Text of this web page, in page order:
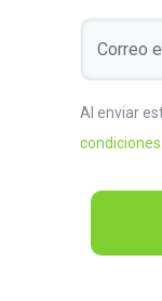
Al enviar
condiciones